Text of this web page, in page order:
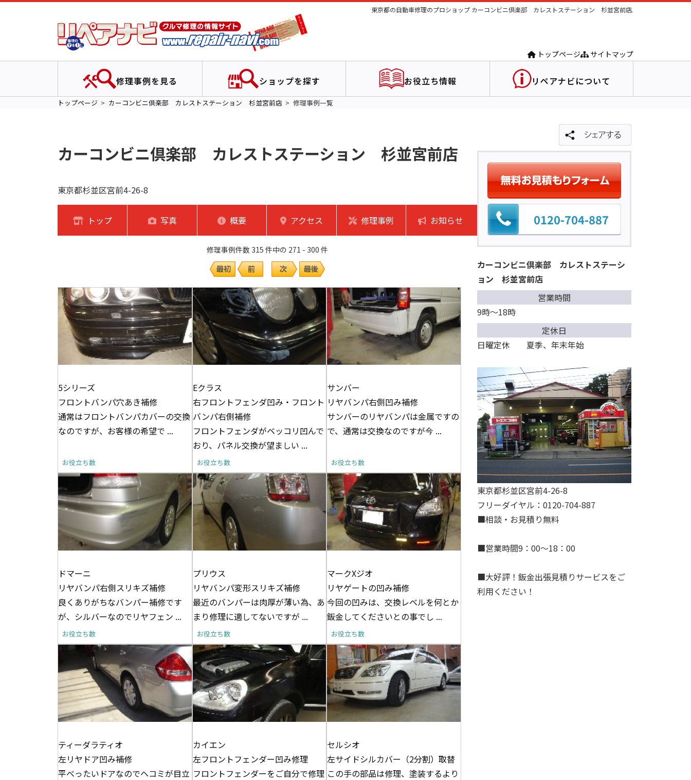
東京都の自動車修理のプロショップ カーコンビニ倶楽部 カレストステーション 杉並宮前店.
トップページ サイトマップ
修理事例を見る ショップを探す お役立ち情報 リペアナビについて
トップページ カーコンビニ倶楽部 カレストステーション 杉並宮前店 修理事例一覧
カーコンビニ倶楽部 カレストステーション 杉並宮前店
東京都杉並区宮前4-26-8
トップ 写真 概要 アクセス 修理事例 お知らせ
修理事例件数 315 件中の 271 - 300 件
5シリーズ
フロントバンパ穴あき補修
通常はフロントバンパカバーの交換
なのですが、お客様の希望で ...
お役立ち数
Eクラス
右フロントフェンダ凹み・フロント
バンパ右側補修
フロントフェンダがベッコリ凹んで
おり、パネル交換が望ましい ...
お役立ち数
サンバー
リヤバンパ右側凹み補修
サンバーのリヤバンパは金属ですの
で、通常は交換なのですが今 ...
お役立ち数
ドマーニ
リヤバンパ右側スリキズ補修
良くありがちなバンパー補修です
が、シルバーなのでリヤフェン ...
お役立ち数
プリウス
リヤバンパ変形スリキズ補修
最近のバンパーは肉厚が薄い為、あ
まり修理に適してないですが ...
お役立ち数
マークXジオ
リヤゲートの凹み補修
今回の凹みは、交換レベルを何とか
鈑金してくださいとの事でし ...
お役立ち数
ティーダラティオ
左リヤドア凹み補修
平べったいドアなのでヘコミが目立
カイエン
左フロントフェンダー凹み修理
フロントフェンダーをご自分で修理
セルシオ
左サイドシルカバー（2分割）取替
この手の部品は修理、塗装するより
0120-704-887
カーコンビニ倶楽部 カレストステーシ
ョン 杉並宮前店
営業時間
9時～18時
定休日
日曜定休 夏季、年末年始
東京都杉並区宮前4-26-8
フリーダイヤル：0120-704-887
■相談・お見積り無料
■営業時間9：00～18：00
■大好評！鈑金出張見積りサービスをご
利用ください！